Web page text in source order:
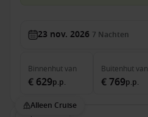
23 nov. 2026 7 Nachten
Binnenhutvan
€ 629p.p.
Buitenhutvan
€ 769p.p.
Alleen Cruise